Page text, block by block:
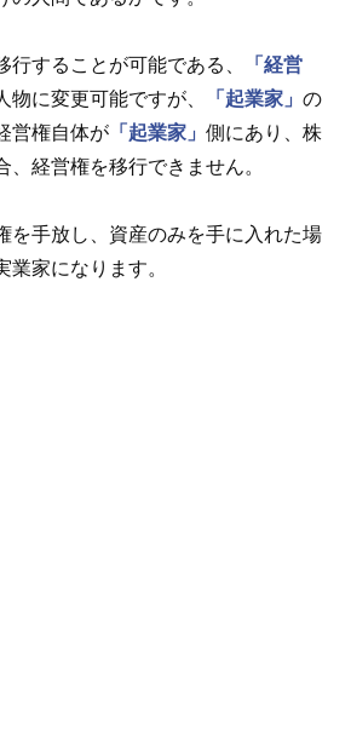
行することが可能である、
「経営
物に変更可能ですが、 「起業家」 の
営権自体が 「起業家」 側にあり、株
、経営権を移行できません。
を手放し、資産のみを手に入れた場
業家になります。